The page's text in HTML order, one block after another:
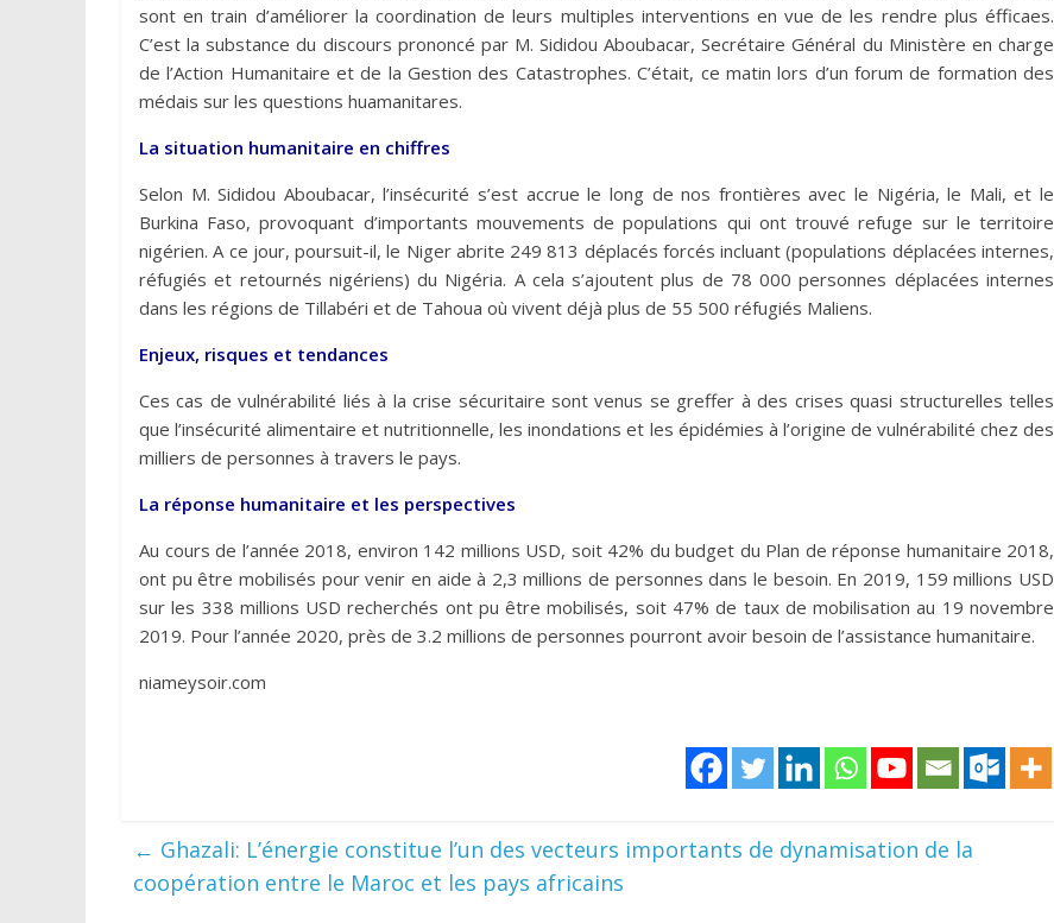
sont en train d’améliorer la coordination de leurs multiples interventions en vue de les rendre plus éfficaes.
C’est la substance du discours prononcé par M. Sididou Aboubacar, Secrétaire Général du Ministère en charge
de l’Action Humanitaire et de la Gestion des Catastrophes. C’était, ce matin lors d’un forum de formation des
médais sur les questions huamanitares.
La situation humanitaire en chiffres
Selon M. Sididou Aboubacar, l’insécurité s’est accrue le long de nos frontières avec le Nigéria, le Mali, et le
Burkina Faso, provoquant d’importants mouvements de populations qui ont trouvé refuge sur le territoire
nigérien. A ce jour, poursuit-il, le Niger abrite 249 813 déplacés forcés incluant (populations déplacées internes,
réfugiés et retournés nigériens) du Nigéria. A cela s’ajoutent plus de 78 000 personnes déplacées internes
dans les régions de Tillabéri et de Tahoua où vivent déjà plus de 55 500 réfugiés Maliens.
Enjeux, risques et tendances
Ces cas de vulnérabilité liés à la crise sécuritaire sont venus se greffer à des crises quasi structurelles telles
que l’insécurité alimentaire et nutritionnelle, les inondations et les épidémies à l’origine de vulnérabilité chez des
milliers de personnes à travers le pays.
La réponse humanitaire et les perspectives
Au cours de l’année 2018, environ 142 millions USD, soit 42% du budget du Plan de réponse humanitaire 2018,
ont pu être mobilisés pour venir en aide à 2,3 millions de personnes dans le besoin. En 2019, 159 millions USD
sur les 338 millions USD recherchés ont pu être mobilisés, soit 47% de taux de mobilisation au 19 novembre
2019. Pour l’année 2020, près de 3.2 millions de personnes pourront avoir besoin de l’assistance humanitaire.
niameysoir.com
← Ghazali: L’énergie constitue l’un des vecteurs importants de dynamisation de la
coopération entre le Maroc et les pays africains